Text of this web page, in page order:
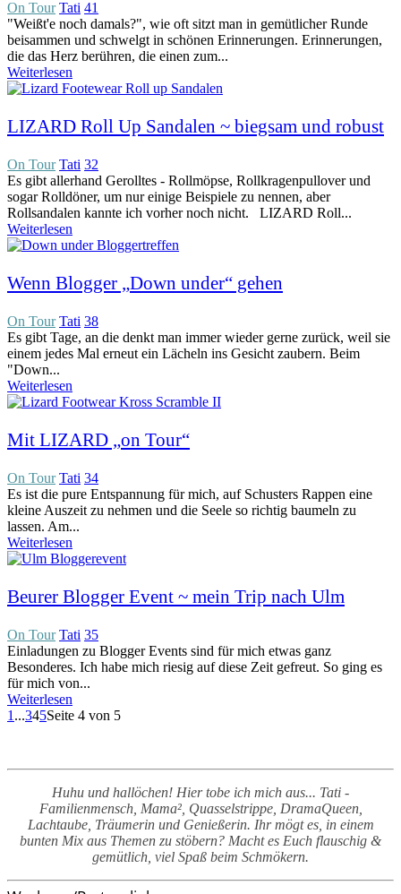
On Tour Tati 41
"Weißt'e noch damals?", wie oft sitzt man in gemütlicher Runde
beisammen und schwelgt in schönen Erinnerungen. Erinnerungen,
die das Herz berühren, die einen zum...
Weiterlesen
LIZARD Roll Up Sandalen ~ biegsam und robust
On Tour Tati 32
Es gibt allerhand Gerolltes - Rollmöpse, Rollkragenpullover und
sogar Rolldöner, um nur einige Beispiele zu nennen, aber
Rollsandalen kannte ich vorher noch nicht. LIZARD Roll...
Weiterlesen
Wenn Blogger „Down under“ gehen
On Tour Tati 38
Es gibt Tage, an die denkt man immer wieder gerne zurück, weil sie
einem jedes Mal erneut ein Lächeln ins Gesicht zaubern. Beim
"Down...
Weiterlesen
Mit LIZARD „on Tour“
On Tour Tati 34
Es ist die pure Entspannung für mich, auf Schusters Rappen eine
kleine Auszeit zu nehmen und die Seele so richtig baumeln zu
lassen. Am...
Weiterlesen
Beurer Blogger Event ~ mein Trip nach Ulm
On Tour Tati 35
Einladungen zu Blogger Events sind für mich etwas ganz
Besonderes. Ich habe mich riesig auf diese Zeit gefreut. So ging es
für mich von...
Weiterlesen
1 ...345Seite 4 von 5
Huhu und hallöchen! Hier tobe ich mich aus... Tati -
Familienmensch, Mama², Quasselstrippe, DramaQueen,
Lachtaube, Träumerin und Genießerin. Ihr mögt es, in einem
bunten Mix aus Themen zu stöbern? Macht es Euch flauschig &
gemütlich, viel Spaß beim Schmökern.